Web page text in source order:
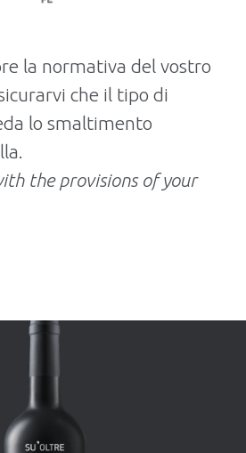
la normativa del vostro
che il tipo di
lo smaltimento
the provisions of your